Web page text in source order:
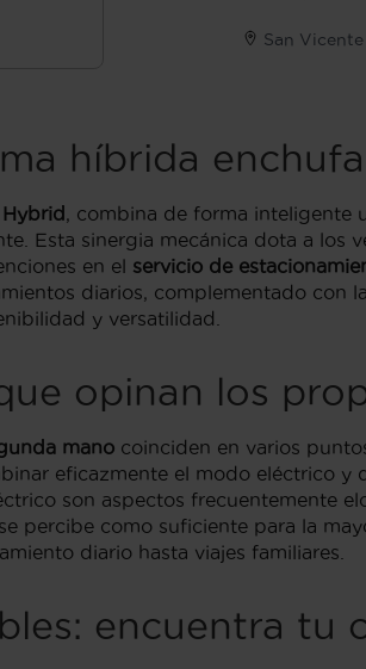
San
híbrida
, combina de forma inteligente
Esta sinergia mecánica dota a los
en el servicio de
diarios, complementado con
y versatilidad.
opinan los
mano coinciden en varios
eficazmente el modo eléctrico y
son aspectos frecuentemente
se percibe como suficiente para la
diario hasta viajes familiares.
encuentra tu